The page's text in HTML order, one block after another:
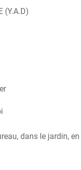
(Y.A.D)
dans le jardin,